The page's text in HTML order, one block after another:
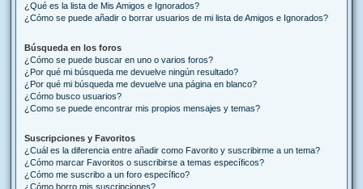
¿Qué es la lista de Mis Amigos e Ignorados?
¿Cómo se puede añadir o borrar usuarios de mi lista de Amigos e Ignorados?
Búsqueda en los foros
¿Cómo se puede buscar en uno o varios foros?
¿Por qué mi búsqueda me devuelve ningún resultado?
¿Por qué mi búsqueda me devuelve una página en blanco?
¿Cómo busco usuarios?
¿Como se puede encontrar mis propios mensajes y temas?
Suscripciones y Favoritos
¿Cuál es la diferencia entre añadir como Favorito y suscribirme a un tema?
¿Cómo marcar Favoritos o suscribirse a temas específicos?
¿Cómo me suscribo a un foro específico?
¿Cómo borro mis suscripciones?